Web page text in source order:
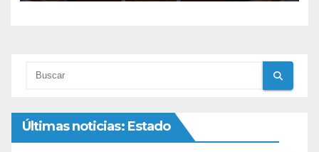
Últimas noticias: Estado